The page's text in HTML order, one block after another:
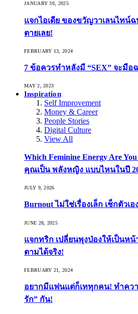
JANUARY 30, 2025
แจกไอเดีย ของขวัญวาเลนไทน์ฉ
ตายเลย!
FEBRUARY 13, 2024
7 ข้อควรทำหลังมี “SEX” จะมือ
MAY 2, 2023
Inspiration
Self Improvement
Money & Career
People Stories
Digital Culture
View All
Which Feminine Energy Are
คุณเป็น พลังหญิง แบบไหนในปี
JULY 9, 2026
Burnout ไม่ใช่เรื่องเล็ก เช็กตัวเ
JUNE 28, 2025
แจกทริก เปลี่ยนพุงป่องให้เป็นห
ตามได้จริง!
FEBRUARY 21, 2024
อยากมีแฟนแต่ก็เททุกคน! ทำคว
รัก” กัน!